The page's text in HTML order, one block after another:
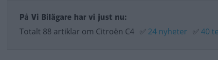
På Vi Bilägare har vi just nu:
Totalt 88 artiklar om Citroën C4 ✅ 24 nyheter ✅40